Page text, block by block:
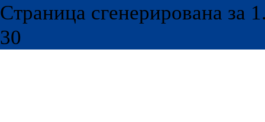
Страница сгенерирована за
30